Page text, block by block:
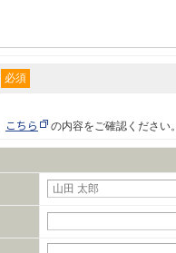
必須
こちら の内容をご確認ください。